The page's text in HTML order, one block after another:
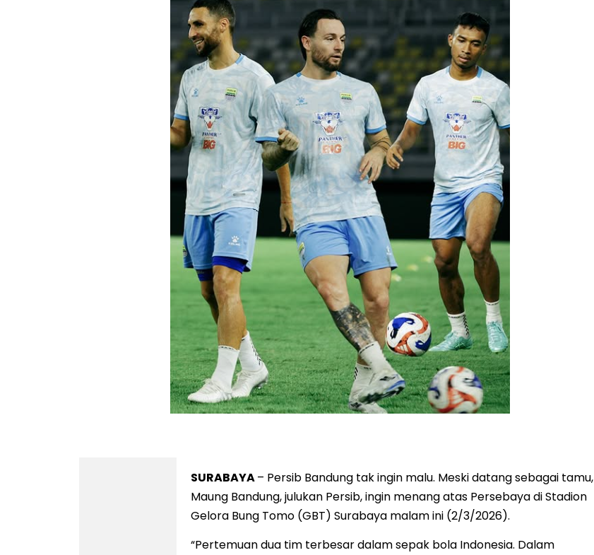
SURABAYA– Persib Bandung tak ingin malu. Meski datang sebagai tamu,
Maung Bandung, julukan Persib, ingin menang atas Persebaya di Stadion
Gelora Bung Tomo (GBT) Surabaya malam ini (2/3/2026).
“Pertemuan dua tim terbesar dalam sepak bola Indonesia. Dalam